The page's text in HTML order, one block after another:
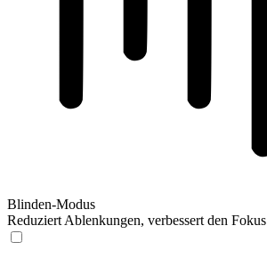
Blinden-Modus
Reduziert Ablenkungen, verbessert den Fokus